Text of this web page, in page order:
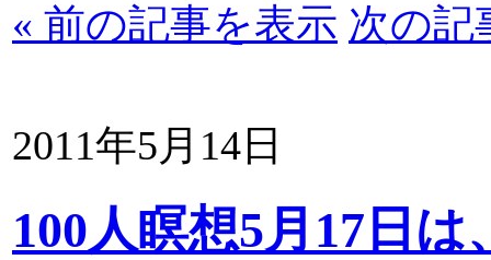
« 前の記事を表示 次の記
2011年5月14日
100人瞑想5月17日は